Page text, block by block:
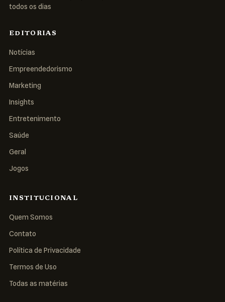
todos os dias
EDITORIAS
Notícias
Empreendedorismo
Marketing
Insights
Entretenimento
Saúde
Geral
Jogos
INSTITUCIONAL
Quem Somos
Contato
Política de Privacidade
Termos de Uso
Todas as matérias